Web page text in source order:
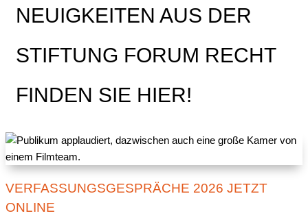
NEUIGKEITEN AUS DER
STIFTUNG FORUM RECHT
FINDEN SIE HIER!
VERFASSUNGSGESPRÄCHE 2026 JETZT
ONLINE